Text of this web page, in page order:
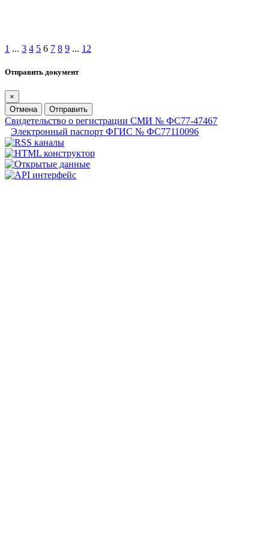
1 ... 3 4 5 6 7 8 9 ... 12
Отправить документ
×
Отмена
Отправить
Свидетельство о регистрации СМИ № ФС77-47467
Электронный паспорт ФГИС № ФС77110096